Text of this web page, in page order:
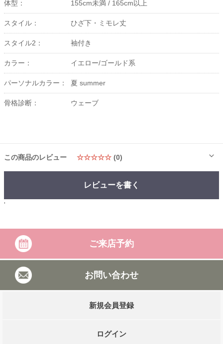
体型： 155cm未満 / 165cm以上
スタイル： ひざ下・ミモレ丈
スタイル2： 袖付き
カラー： イエロー/ゴールド系
パーソナルカラー： 夏 summer
骨格診断： ウェーブ
この商品のレビュー ☆☆☆☆☆ (0)
レビューを書く
'
ご来店予約
お問い合わせ
新規会員登録
ログイン